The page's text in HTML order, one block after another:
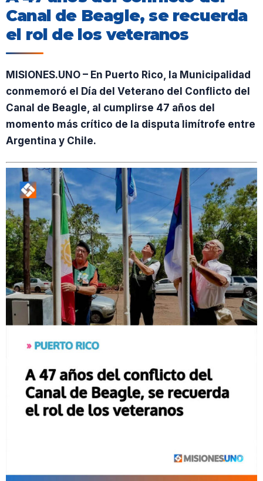
Canal de Beagle, se recuerda
el rol de los veteranos
MISIONES.UNO – En Puerto Rico, la Municipalidad
conmemoró el Día del Veterano del Conflicto del
Canal de Beagle, al cumplirse 47 años del
momento más crítico de la disputa limítrofe entre
Argentina y Chile.